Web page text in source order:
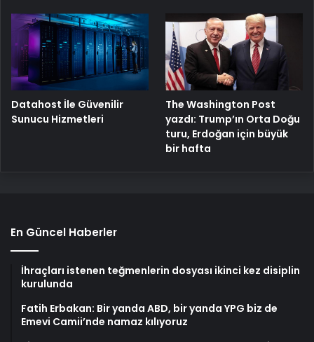
Datahost İle Güvenilir
Sunucu Hizmetleri
The Washington Post
yazdı: Trump’ın Orta Doğu
turu, Erdoğan için büyük
bir hafta
En Güncel Haberler
İhraçları istenen teğmenlerin dosyası ikinci kez disiplin
kurulunda
Fatih Erbakan: Bir yanda ABD, bir yanda YPG biz de
Emevi Camii’nde namaz kılıyoruz